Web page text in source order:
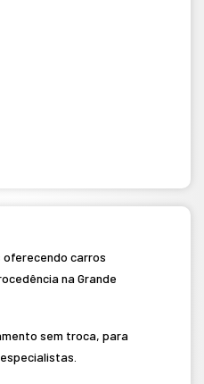
oferecendo carros
na Grande
sem troca, para